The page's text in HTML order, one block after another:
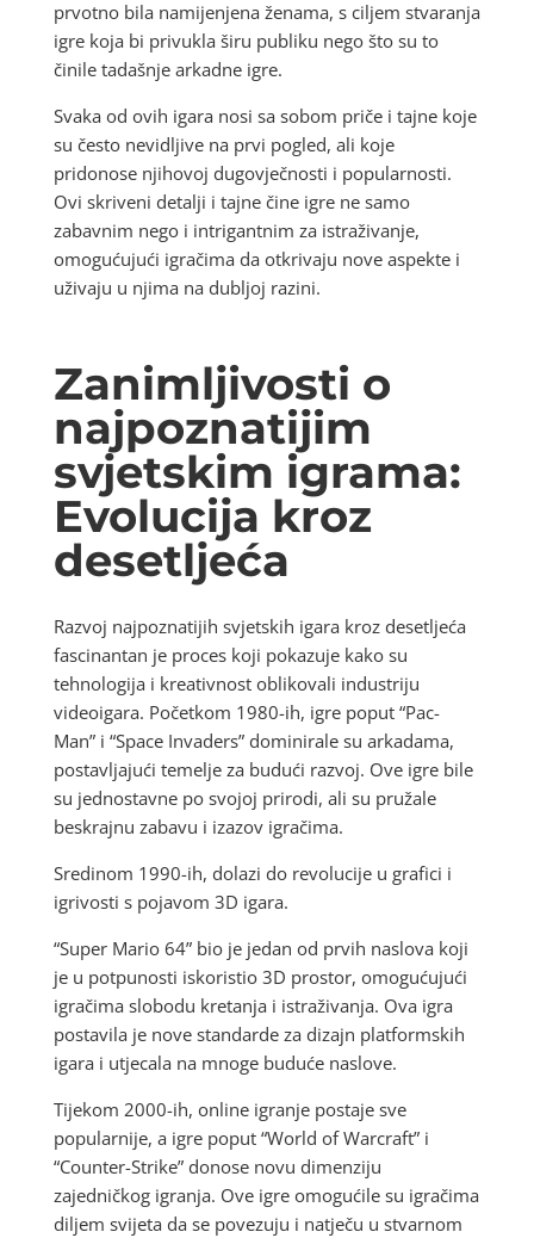
prvotno bila namijenjena ženama, s ciljem stvaranja
igre koja bi privukla širu publiku nego što su to
činile tadašnje arkadne igre.
Svaka od ovih igara nosi sa sobom priče i tajne koje
su često nevidljive na prvi pogled, ali koje
pridonose njihovoj dugovječnosti i popularnosti.
Ovi skriveni detalji i tajne čine igre ne samo
zabavnim nego i intrigantnim za istraživanje,
omogućujući igračima da otkrivaju nove aspekte i
uživaju u njima na dubljoj razini.
Zanimljivosti o
najpoznatijim
svjetskim igrama:
Evolucija kroz
desetljeća
Razvoj najpoznatijih svjetskih igara kroz desetljeća
fascinantan je proces koji pokazuje kako su
tehnologija i kreativnost oblikovali industriju
videoigara. Početkom 1980-ih, igre poput “Pac-
Man” i “Space Invaders” dominirale su arkadama,
postavljajući temelje za budući razvoj. Ove igre bile
su jednostavne po svojoj prirodi, ali su pružale
beskrajnu zabavu i izazov igračima.
Sredinom 1990-ih, dolazi do revolucije u grafici i
igrivosti s pojavom 3D igara.
“Super Mario 64” bio je jedan od prvih naslova koji
je u potpunosti iskoristio 3D prostor, omogućujući
igračima slobodu kretanja i istraživanja. Ova igra
postavila je nove standarde za dizajn platformskih
igara i utjecala na mnoge buduće naslove.
Tijekom 2000-ih, online igranje postaje sve
popularnije, a igre poput “World of Warcraft” i
“Counter-Strike” donose novu dimenziju
zajedničkog igranja. Ove igre omogućile su igračima
diljem svijeta da se povezuju i natječu u stvarnom